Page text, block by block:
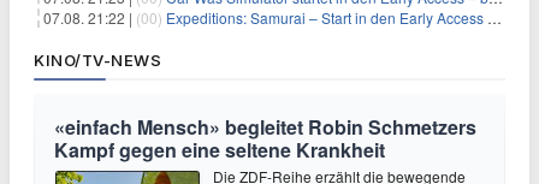
07.08. 21:22 | (00) Expeditions: Samurai – Start in den Early Access ab heute im feudalen Japan
KINO/TV-NEWS
«einfach Mensch» begleitet Robin Schmetzers
Kampf gegen eine seltene Krankheit
Die ZDF-Reihe erzählt die bewegende